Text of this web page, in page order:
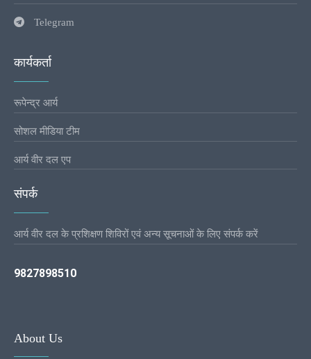
Telegram
कार्यकर्ता
रूपेन्द्र आर्य
सोशल मीडिया टीम
आर्य वीर दल एप
संपर्क
आर्य वीर दल के प्रशिक्षण शिविरों एवं अन्य सूचनाओं के लिए संपर्क करें
9827898510
About Us